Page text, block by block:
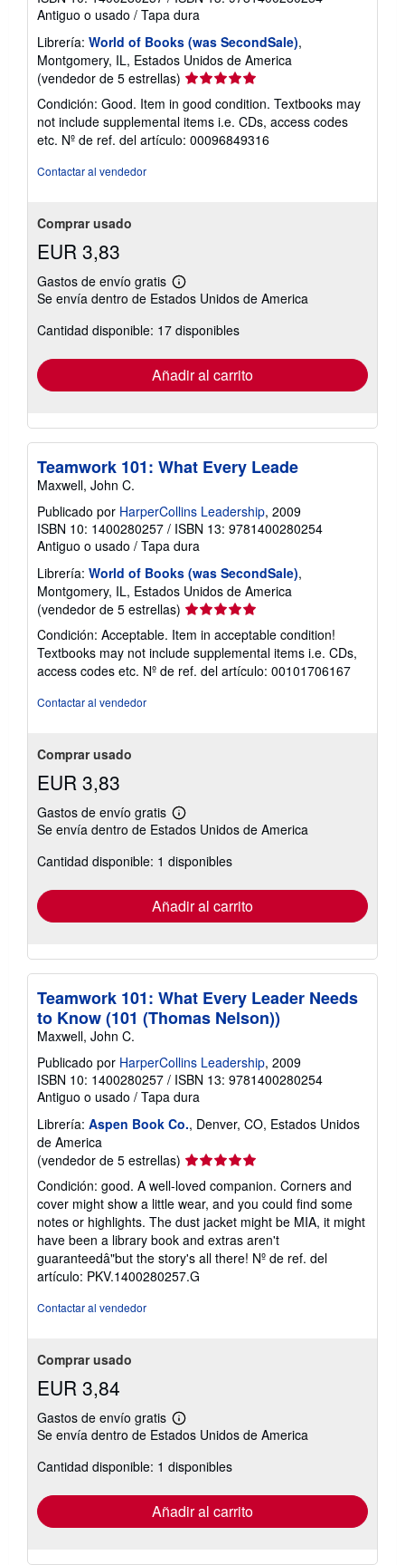
Antiguo o usado / Tapa dura
Librería: World of Books (was SecondSale),
Montgomery, IL, Estados Unidos de America
(vendedor de 5 estrellas) Calificación
vendedor:
5
de
Condición: Good. Item in good condition. Textbooks may
not include supplemental items i.e. CDs, access codes
etc. Nº de ref. del artículo: 00096849316
Contactar al vendedor
Comprar usado
EUR 3,83
Gastos de envío gratis
Más
información
las
tarifas
envío
Se envía dentro de Estados Unidos de America
Cantidad disponible: 17 disponibles
Añadir al carrito
Teamwork 101: What Every Leade
Maxwell, John C.
Publicado por HarperCollins Leadership, 2009
ISBN 10: 1400280257 / ISBN 13: 9781400280254
Antiguo o usado / Tapa dura
Librería: World of Books (was SecondSale),
Montgomery, IL, Estados Unidos de America
(vendedor de 5 estrellas) Calificación
vendedor:
5
de
Condición: Acceptable. Item in acceptable condition!
Textbooks may not include supplemental items i.e. CDs,
access codes etc. Nº de ref. del artículo: 00101706167
Contactar al vendedor
Comprar usado
EUR 3,83
Gastos de envío gratis
Más
información
las
tarifas
envío
Se envía dentro de Estados Unidos de America
Cantidad disponible: 1 disponibles
Añadir al carrito
Teamwork 101: What Every Leader Needs
to Know (101 (Thomas Nelson))
Maxwell, John C.
Publicado por HarperCollins Leadership, 2009
ISBN 10: 1400280257 / ISBN 13: 9781400280254
Antiguo o usado / Tapa dura
Librería: Aspen Book Co., Denver, CO, Estados Unidos
de America
(vendedor de 5 estrellas) Calificación
vendedor:
5
de
5
estrellas
Condición: good. A well-loved companion. Corners and
cover might show a little wear, and you could find some
notes or highlights. The dust jacket might be MIA, it might
have been a library book and extras aren't
guaranteedâ"but the story's all there! Nº de ref. del
artículo: PKV.1400280257.G
Contactar al vendedor
Comprar usado
EUR 3,84
Gastos de envío gratis
Más
información
las
tarifas
envío
Se envía dentro de Estados Unidos de America
Cantidad disponible: 1 disponibles
Añadir al carrito